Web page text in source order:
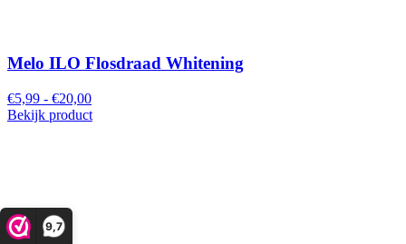
9,7
Melo ILO Flosdraad Whitening
€5,99 - €20,00
Bekijk product